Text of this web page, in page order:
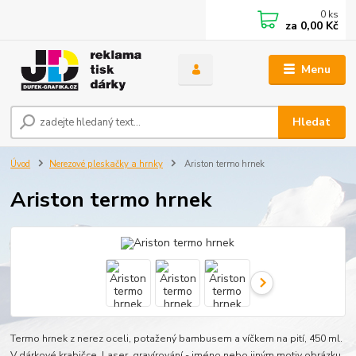
Menu
Hledat
0 ks
za 0,00 Kč
Úvod Nerezové pleskačky a hrnky Ariston termo hrnek
Ariston termo hrnek
Termo hrnek z nerez oceli, potažený bambusem a víčkem na pití, 450 ml.